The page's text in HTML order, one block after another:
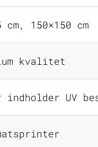
cm, 150×150 cm
kvalitet
UV